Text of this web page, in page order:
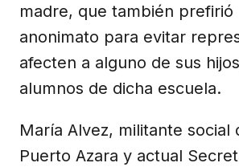
madre, que también prefirió
anonimato para evitar
afecten a alguno de sus
alumnos de dicha escuela.
María Alvez, militante social
Puerto Azara y actual